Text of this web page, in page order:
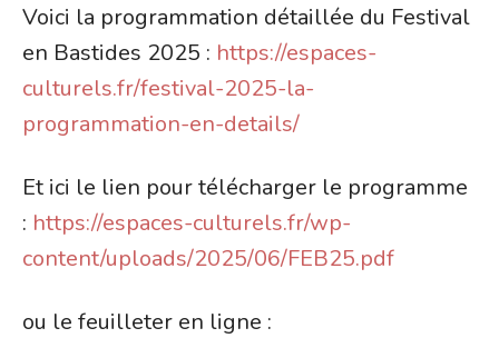
Voici la programmation détaillée du Festival
en Bastides 2025 : https://espaces-
culturels.fr/festival-2025-la-
programmation-en-details/
Et ici le lien pour télécharger le programme
: https://espaces-culturels.fr/wp-
content/uploads/2025/06/FEB25.pdf
ou le feuilleter en ligne :